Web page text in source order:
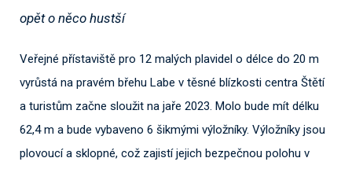
opět o něco hustší
Veřejné přístaviště pro 12 malých plavidel o délce do 20 m
vyrůstá na pravém břehu Labe v těsné blízkosti centra Štětí
a turistům začne sloužit na jaře 2023. Molo bude mít délku
62,4 m a bude vybaveno 6 šikmými výložníky. Výložníky jsou
plovoucí a sklopné, což zajistí jejich bezpečnou polohu v